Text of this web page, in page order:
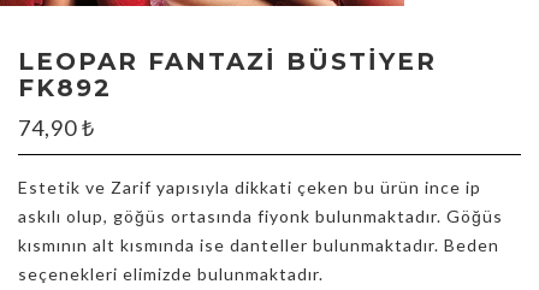
LEOPAR FANTAZI BÜSTIYER
FK892
74,90₺
Estetik ve Zarif yapısıyla dikkati çeken bu ürün ince ip
askılı olup, göğüs ortasında fiyonk bulunmaktadır. Göğüs
kısmının alt kısmında ise danteller bulunmaktadır. Beden
seçenekleri elimizde bulunmaktadır.